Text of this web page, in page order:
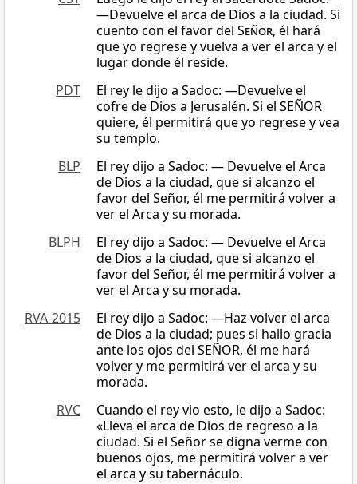
―Devuelve el arca de Dios a la ciudad. Si
cuento con el favor del Señor, él hará
que yo regrese y vuelva a ver el arca y el
lugar donde él reside.
PDT
El rey le dijo a Sadoc: —Devuelve el
cofre de Dios a Jerusalén. Si el SEÑOR
quiere, él permitirá que yo regrese y vea
su templo.
BLP
El rey dijo a Sadoc: — Devuelve el Arca
de Dios a la ciudad, que si alcanzo el
favor del Señor, él me permitirá volver a
ver el Arca y su morada.
BLPH
El rey dijo a Sadoc: — Devuelve el Arca
de Dios a la ciudad, que si alcanzo el
favor del Señor, él me permitirá volver a
ver el Arca y su morada.
RVA-2015
El rey dijo a Sadoc: —Haz volver el arca
de Dios a la ciudad; pues si hallo gracia
ante los ojos del SEÑOR, él me hará
volver y me permitirá ver el arca y su
morada.
RVC
Cuando el rey vio esto, le dijo a Sadoc:
«Lleva el arca de Dios de regreso a la
ciudad. Si el Señor se digna verme con
buenos ojos, me permitirá volver a ver
el arca y su tabernáculo.